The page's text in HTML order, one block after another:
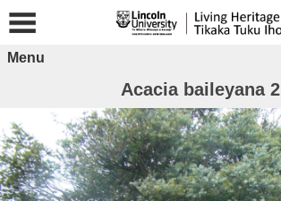
Menu
Acacia baileyana 2